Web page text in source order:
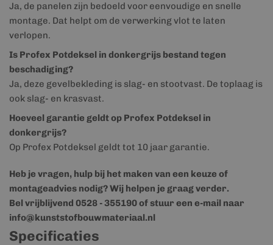
Ja, de panelen zijn bedoeld voor eenvoudige en snelle
montage. Dat helpt om de verwerking vlot te laten
verlopen.
Is Profex Potdeksel in donkergrijs bestand tegen
beschadiging?
Ja, deze gevelbekleding is slag- en stootvast. De toplaag is
ook slag- en krasvast.
Hoeveel garantie geldt op Profex Potdeksel in
donkergrijs?
Op Profex Potdeksel geldt tot 10 jaar garantie.
Heb je vragen, hulp bij het maken van een keuze of
montageadvies nodig? Wij helpen je graag verder.
Bel vrijblijvend 0528 - 355190 of stuur een e-mail naar
info@kunststofbouwmateriaal.nl
Specificaties